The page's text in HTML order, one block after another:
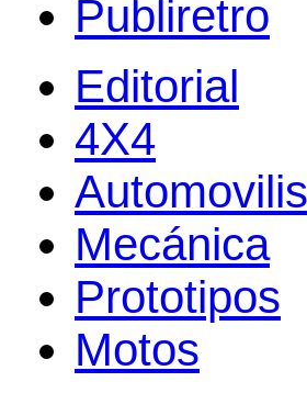
Publiretro
Editorial
4X4
Mecánica
Prototipos
Motos